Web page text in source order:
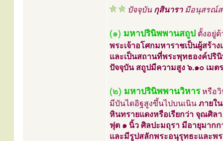
ปัจจุบัน กุสินารามีอนุสรณ์ส
(๑) มหาปรินิพพานสถูป ตั้งอยู่
พระเจ้าอโศกมหาราชเป็นผู้สร้า
และเป็นสถานที่พระพุทธองค์ปริ
ปัจจุบัน สถูปมีความสูง ๖.๑๐ เม
(๒) มหาปรินิพพานวิหาร หรือ
มีบันไดอิฐสูงขึ้นไปบนเนิน ภายใ
หินทรายแดงหรือเรียกว่า จุณศิล
ฟุต ๑ นิ้ว ศิลปะมถุรา มีอายุมาก
และมีรูปสลักพระอนุรุทธะและ